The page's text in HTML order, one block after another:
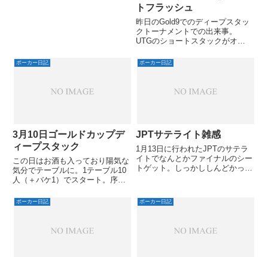
トフラッシュ
昨日のGold9でのディープスタッ
クトーナメントでの出来事。
UTGのショートスタックがオー
asamaneさんコールBBのyamano
さん考えた末にオールイン25000
ショーダウ...
ポーカー日記
3月10日ゴールドカップデ
ィープスタック
この日はお酒も入っており陽気な
気分でテーブルに。1テーブル10
人（＋バケ1）でスタート。序盤
増やし、中盤99トップセットで
釣り込んでダブルアップ、29oの
ボード99Aでさらに増...
ポーカー日記
JPTサテライト雑感
1月13日に行われたJPTのサテラ
イトでなんとかファイナルのシー
トゲット。しっかししんどかっ
ポーカー日記 ポーカー日記